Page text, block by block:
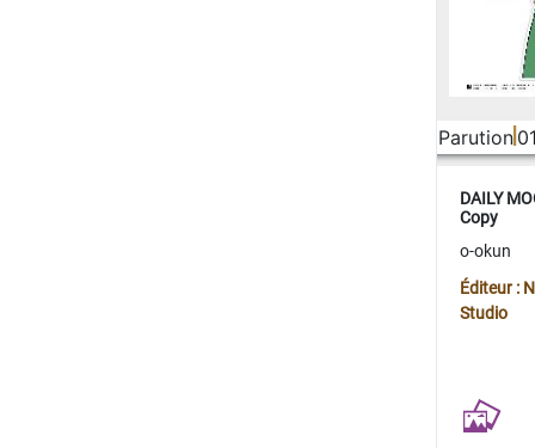
Parution
DAILY
Copy
o-okun
Éditeur :
Studio